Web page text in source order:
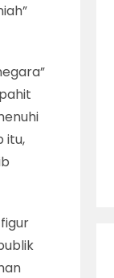
itu,